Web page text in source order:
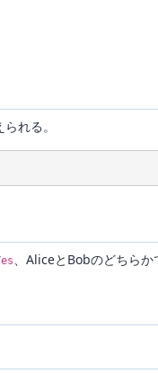
れる。
、AliceとBobのどちら